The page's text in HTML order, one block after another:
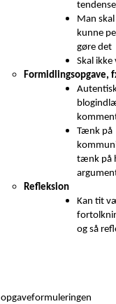
Man
kunne
gøre det
Skal
Formidlingsopgave,
Tænk på
tænk på
Refleksion
Kan tit
og så
opgaveformuleringen